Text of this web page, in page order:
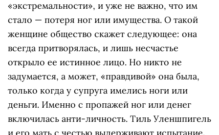
«экстремальности», и уже не важно, что им
стало — потеря ног или имущества. О такой
женщине общество скажет следующее: она
всегда притворялась, и лишь несчастье
открыло ее истинное лицо. Но никто не
задумается, а может, «правдивой» она была,
только когда у супруга имелись ноги или
деньги. Именно с пропажей ног или денег
включилась анти-личность. Тиль Уленшпигель